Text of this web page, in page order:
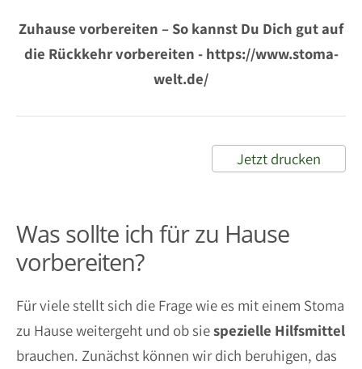
Zuhause vorbereiten – So kannst Du Dich gut auf
die Rückkehr vorbereiten - https://www.stoma-
welt.de/
Jetzt drucken
Was sollte ich für zu Hause
vorbereiten?
Für viele stellt sich die Frage wie es mit einem Stoma
zu Hause weitergeht und ob siespezielle Hilfsmittel
brauchen. Zunächst können wir dich beruhigen, das